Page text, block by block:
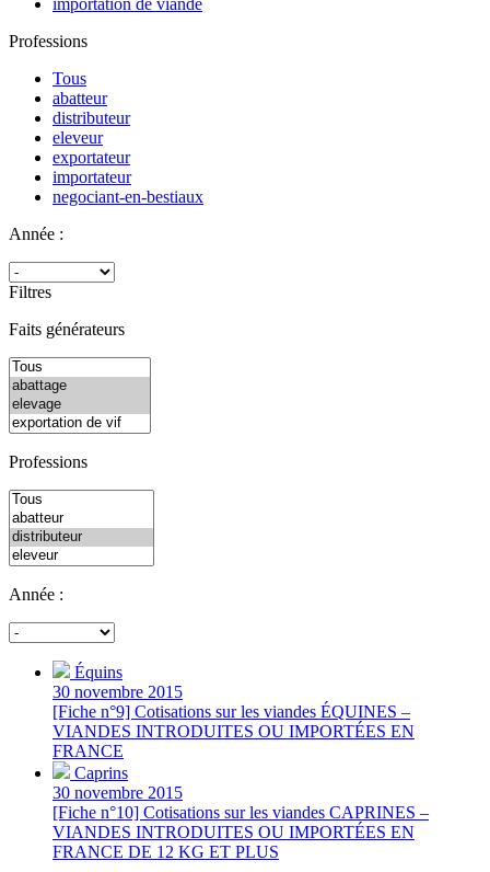
Professions
Tous
abatteur
distributeur
eleveur
exportateur
importateur
negociant-en-bestiaux
Année :
Filtres
Faits générateurs
Professions
Année :
Équins
30 novembre 2015
[Fiche n°9] Cotisations sur les viandes ÉQUINES –
VIANDES INTRODUITES OU IMPORTÉES EN
FRANCE
Caprins
30 novembre 2015
[Fiche n°10] Cotisations sur les viandes CAPRINES –
VIANDES INTRODUITES OU IMPORTÉES EN
FRANCE DE 12 KG ET PLUS